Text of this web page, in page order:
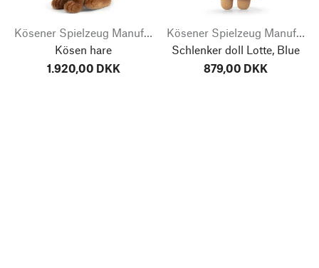
Kösener Spielzeug Manufaktur
Kösen hare
1.920,00 DKK
Kösener Spielzeug Manufaktur
Schlenker doll Lotte, Blue
879,00 DKK